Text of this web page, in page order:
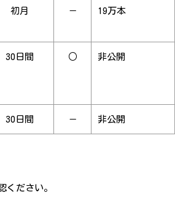
初月 － 19万本
30日間 ○ 非公開
30日間 － 非公開
ください。